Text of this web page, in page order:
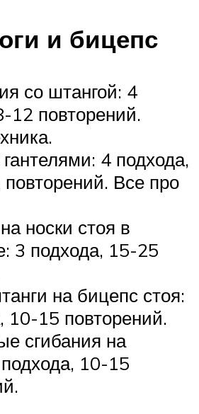
и бицепс
со штангой: 4
12 повторений.
4 подхода,
Все про
носки стоя в
3 подхода, 15-25
на бицепс стоя:
10-15 повторений.
сгибания на
10-15